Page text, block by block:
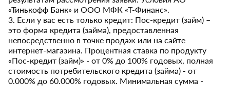
«Тинькофф Банк» и ООО МФК «Т-Финанс».
3. Если у вас есть только кредит: Пос-кредит (займ) –
это форма кредита (займа), предоставленная
непосредственно в точке продаж или на сайте
интернет-магазина. Процентная ставка по продукту
«Пос-кредит (займ)» - от 0% до 100% годовых, полная
стоимость потребительского кредита (займа) - от
0.000% до 60.000% годовых. Минимальная сумма -